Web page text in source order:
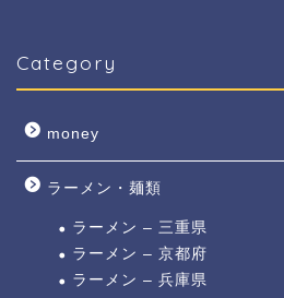
Category
money
ラーメン・麺類
ラーメン – 三重県
ラーメン – 京都府
ラーメン – 兵庫県